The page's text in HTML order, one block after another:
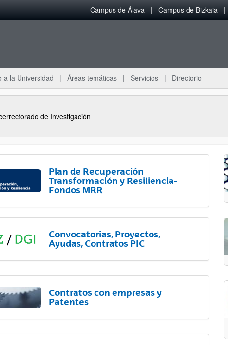
Campus de Álava Campus de Bizkaia
a la Universidad Áreas temáticas Servicios Directorio
de Investigación
Plan de Recuperación
Transformación y Resiliencia-
Fondos MRR
Convocatorias, Proyectos,
Ayudas, Contratos PIC
Contratos con empresas y
Patentes